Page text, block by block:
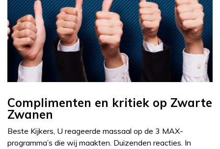
Complimenten en kritiek op Zwarte
Zwanen
Beste Kijkers, U reageerde massaal op de 3 MAX-
programma’s die wij maakten. Duizenden reacties. In